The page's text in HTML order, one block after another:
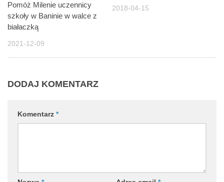
Pomóż Milenie uczennicy
szkoły w Baninie w walce z
białaczką
2021-12-09
2018-04-15
DODAJ KOMENTARZ
Komentarz *